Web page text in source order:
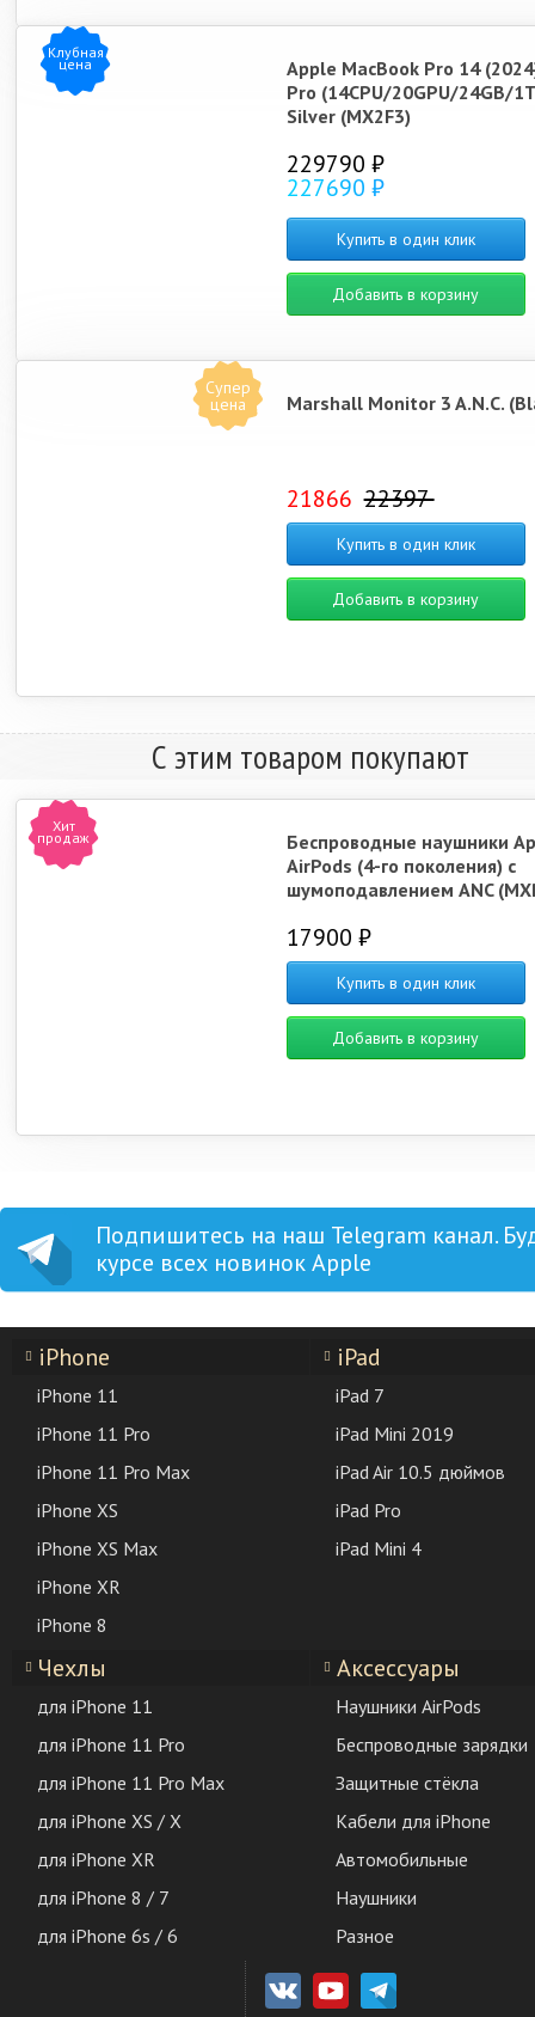
Клубная
цена
Apple MacBook Pro 14
Pro (14CPU/20GPU/24GB/
Silver (MX2F3)
229790 ₽
227690 ₽
Купить в один клик
Добавить в корзину
Супер
цена Marshall Monitor 3 A.N.C.
21866 22397
Купить в один клик
Добавить в корзину
С этим товаром покупают
Хит
продаж
Беспроводные наушники
AirPods (4-го поколения) с
шумоподавлением ANC
17900 ₽
Купить в один клик
Добавить в корзину
Подпишитесь на наш Telegram канал.
курсе всех новинок Apple
iPhone
iPhone 11
iPhone 11 Pro
iPhone 11 Pro Max
iPhone XS
iPhone XS Max
iPhone XR
iPhone 8
iPad
iPad 7
iPad Mini 2019
iPad Air 10.5 дюймов
iPad Pro
iPad Mini 4
Чехлы
для iPhone 11
для iPhone 11 Pro
для iPhone 11 Pro Max
для iPhone XS / X
для iPhone XR
для iPhone 8 / 7
для iPhone 6s / 6
Аксессуары
Наушники AirPods
Беспроводные зарядки
Защитные стёкла
Кабели для iPhone
Автомобильные
Наушники
Разное